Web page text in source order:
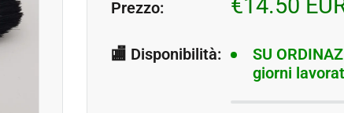
Prezzo: €14.50
🏬 Disponibilità:
SU
giorni